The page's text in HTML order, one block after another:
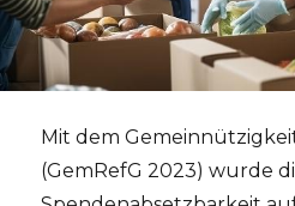
Mit dem
(GemRefG 2023) wurde